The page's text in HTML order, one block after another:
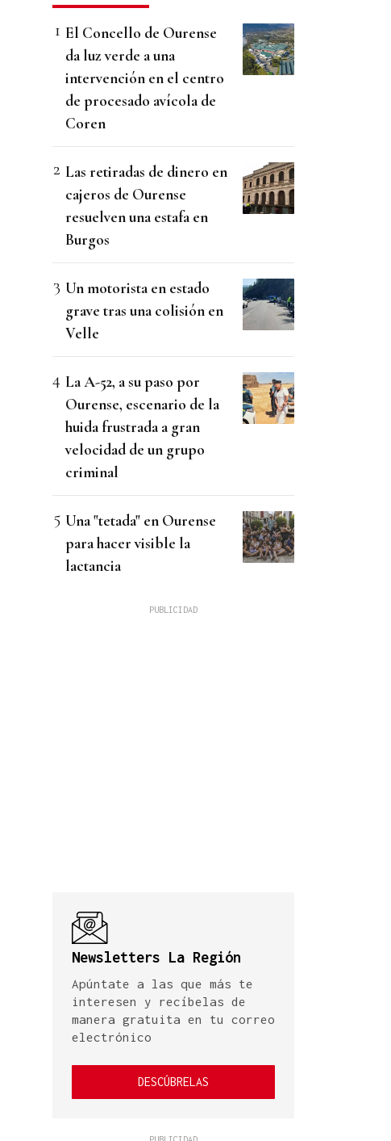
El Concello de Ourense
da luz verde a una
intervención en el centro
de procesado avícola de
Coren
Las retiradas de dinero en
cajeros de Ourense
resuelven una estafa en
Burgos
Un motorista en estado
grave tras una colisión en
Velle
La A-52, a su paso por
Ourense, escenario de la
huida frustrada a gran
velocidad de un grupo
criminal
Una "tetada" en Ourense
para hacer visible la
lactancia
Newsletters La Región
Apúntate a las que más te
interesen y recíbelas de
manera gratuita en tu correo
electrónico
DESCÚBRELAS